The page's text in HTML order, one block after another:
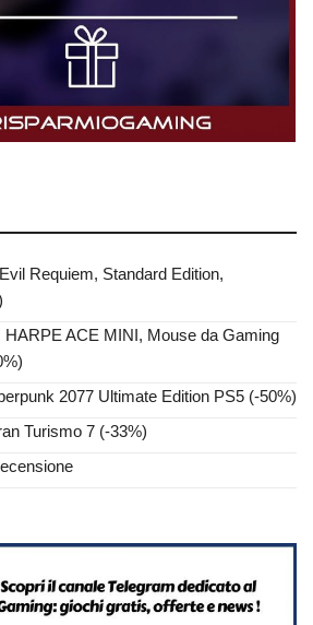
Requiem, Standard Edition,
ACE MINI, Mouse da Gaming
2077 Ultimate Edition PS5 (-50%)
Turismo 7 (-33%)